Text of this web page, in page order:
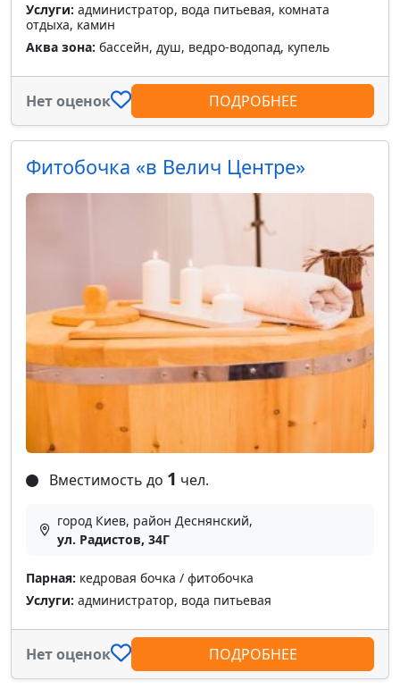
Услуги: администратор, вода питьевая, комната
отдыха, камин
Аква зона: бассейн, душ, ведро-водопад, купель
Нет оценок ПОДРОБНЕЕ
Фитобочка «в Велич Центре»
Вместимость до 1 чел.
город Киев, район Деснянский,
ул. Радистов, 34Г
Парная: кедровая бочка / фитобочка
Услуги: администратор, вода питьевая
Нет оценок ПОДРОБНЕЕ